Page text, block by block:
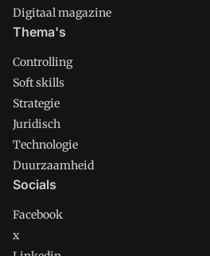
Digitaal magazine
Thema's
Controlling
Soft skills
Strategie
Juridisch
Technologie
Duurzaamheid
Socials
Facebook
x